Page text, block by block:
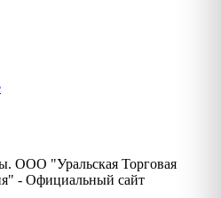
ООО "Уральская Торговая
- Официальный сайт